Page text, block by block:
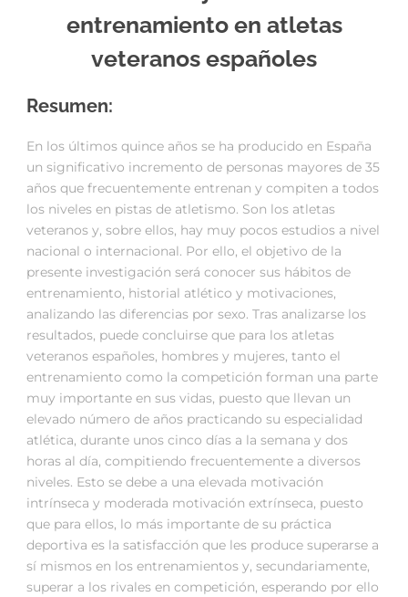
entrenamiento en atletas
veteranos españoles
Resumen:
En los últimos quince años se ha producido en España
un significativo incremento de personas mayores de 35
años que frecuentemente entrenan y compiten a todos
los niveles en pistas de atletismo. Son los atletas
veteranos y, sobre ellos, hay muy pocos estudios a nivel
nacional o internacional. Por ello, el objetivo de la
presente investigación será conocer sus hábitos de
entrenamiento, historial atlético y motivaciones,
analizando las diferencias por sexo. Tras analizarse los
resultados, puede concluirse que para los atletas
veteranos españoles, hombres y mujeres, tanto el
entrenamiento como la competición forman una parte
muy importante en sus vidas, puesto que llevan un
elevado número de años practicando su especialidad
atlética, durante unos cinco días a la semana y dos
horas al día, compitiendo frecuentemente a diversos
niveles. Esto se debe a una elevada motivación
intrínseca y moderada motivación extrínseca, puesto
que para ellos, lo más importante de su práctica
deportiva es la satisfacción que les produce superarse a
sí mismos en los entrenamientos y, secundariamente,
superar a los rivales en competición, esperando por ello